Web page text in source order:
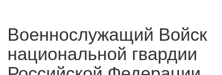
Военнослужащий Войск
национальной гвардии